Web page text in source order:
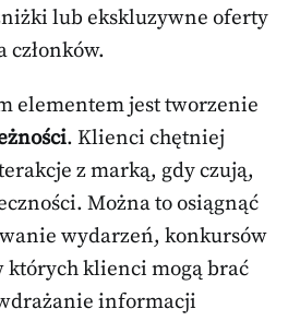
lub ekskluzywne oferty
członków.
elementem jest tworzenie
. Klienci chętniej
z marką, gdy czują,
Można to osiągnąć
wydarzeń, konkursów
których klienci mogą brać
informacji